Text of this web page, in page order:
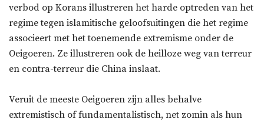
verbod op Korans illustreren het harde optreden van het
regime tegen islamitische geloofsuitingen die het regime
associeert met het toenemende extremisme onder de
Oeigoeren. Ze illustreren ook de heilloze weg van terreur
en contra-terreur die China inslaat.
Veruit de meeste Oeigoeren zijn alles behalve
extremistisch of fundamentalistisch, net zomin als hun